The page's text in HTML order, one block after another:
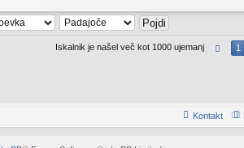
e
v
e
d
pr
is
ej
v
Iskalnik je našel več kot 1000 ujemanj 1
Kontakt